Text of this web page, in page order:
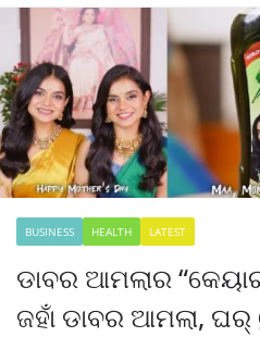
BUSINESS HEALTH LATEST
ଡାବର ଆମଲାର
ଜହାଁ ଡାବର ଆମଲା, ଘର୍